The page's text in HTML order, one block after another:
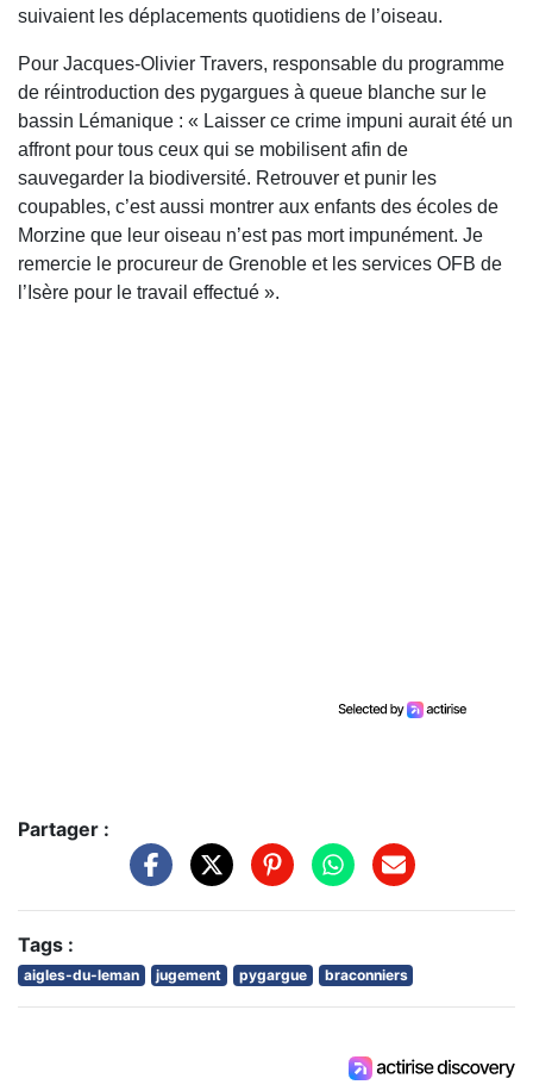
suivaient les déplacements quotidiens de l’oiseau.
Pour Jacques-Olivier Travers, responsable du programme
de réintroduction des pygargues à queue blanche sur le
bassin Lémanique : « Laisser ce crime impuni aurait été un
affront pour tous ceux qui se mobilisent afin de
sauvegarder la biodiversité. Retrouver et punir les
coupables, c’est aussi montrer aux enfants des écoles de
Morzine que leur oiseau n’est pas mort impunément. Je
remercie le procureur de Grenoble et les services OFB de
l’Isère pour le travail effectué ».
Partager :
Tags :
aigles-du-leman jugement pygargue braconniers